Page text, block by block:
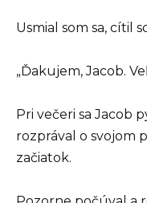
Usmial som sa, cítil
„Ďakujem, Jacob.
Pri večeri sa Jacob
rozprával o svojom
začiatok.